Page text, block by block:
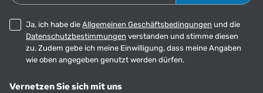
Ja, ich habe die Allgemeinen Geschäftsbedingungen und die
Datenschutzbestimmungen verstanden und stimme diesen
zu. Zudem gebe ich meine Einwilligung, dass meine Angaben
wie oben angegeben genutzt werden dürfen.
Vernetzen Sie sich mit uns